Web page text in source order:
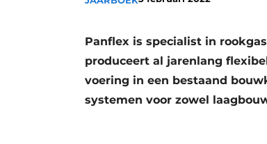
Video’s
Panflex is specialist in
produceert al jarenlang
voering in een bestaand
systemen voor zowel